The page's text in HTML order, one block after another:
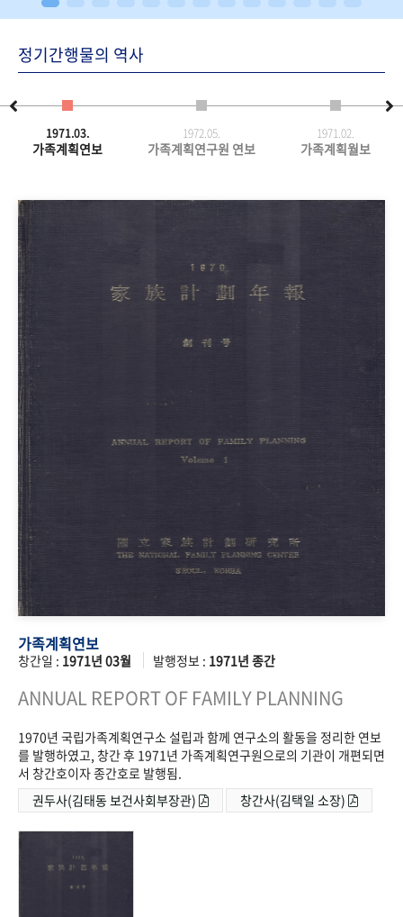
정기간행물의 역사
1971.03.
가족계획연보
1972.05.
가족계획연구원 연보
1971.02.
가족계획월보
가족계획연보
창간일 : 1971년 03월 발행정보 : 1971년 종간
ANNUAL REPORT OF FAMILY PLANNING
1970년 국립가족계획연구소 설립과 함께 연구소의 활동을 정리한 연보
를 발행하였고, 창간 후 1971년 가족계획연구원으로의 기관이 개편되면
서 창간호이자 종간호로 발행됨.
권두사(김태동 보건사회부장관)
창간사(김택일 소장)